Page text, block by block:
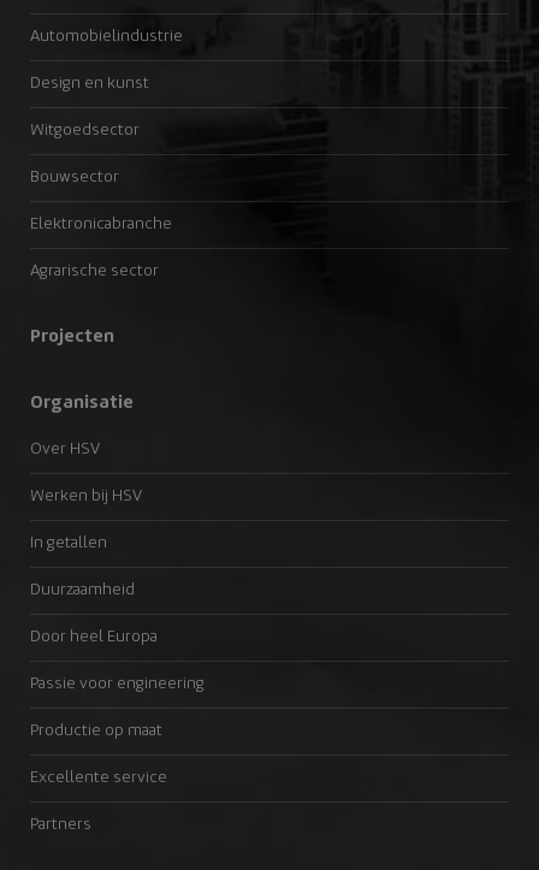
Automobielindustrie
Design en kunst
Witgoedsector
Bouwsector
Elektronicabranche
Agrarische sector
Projecten
Organisatie
Over HSV
Werken bij HSV
In getallen
Duurzaamheid
Door heel Europa
Passie voor engineering
Productie op maat
Excellente service
Partners